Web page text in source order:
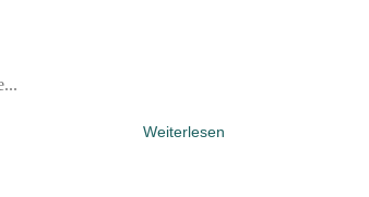
Weiterlesen